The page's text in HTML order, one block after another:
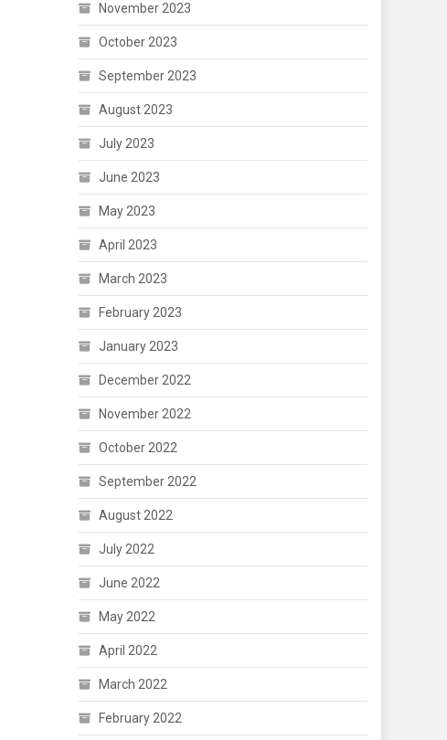
November 2023
October 2023
September 2023
August 2023
July 2023
June 2023
May 2023
April 2023
March 2023
February 2023
January 2023
December 2022
November 2022
October 2022
September 2022
August 2022
July 2022
June 2022
May 2022
April 2022
March 2022
February 2022